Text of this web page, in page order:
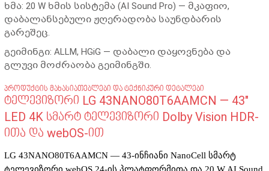
ხმა: 20 W ხმის სისტემა (AI Sound Pro) — მკაფიო,
დაბალანსებული ჟღერადობა საუნდბარის
გარეშეც.
გეიმინგი: ALLM, HGiG — დაბალი დაყოვნება და
გლუვი მოძრაობა გეიმინგში.
პროდუქტის მახასიათებლები და ტექნიკური დეტალები
ტელევიზორი LG 43NANO80T6AAMCN — 43"
LED 4K სმარტ ტელევიზორი Dolby Vision HDR-
ითა და webOS-ით
LG 43NANO80T6AAMCN — 43-ინჩიანი NanoCell სმარტ